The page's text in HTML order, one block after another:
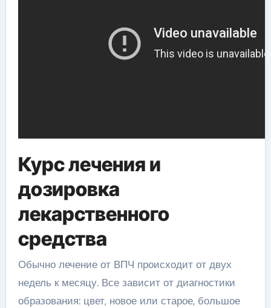
Курс лечения и
дозировка
лекарственного
средства
Обычно лечение от ВПЧ происходит от двух
недель к месяцу. Все зависит от диагностики
образования: цвет, новое или старое, большое